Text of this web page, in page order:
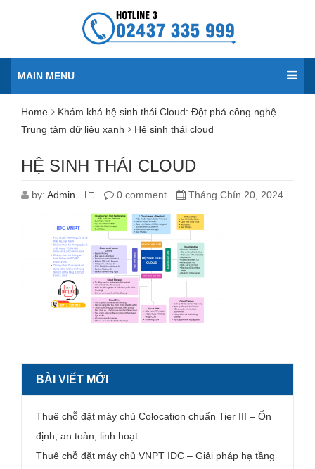
MAIN MENU
Home
Khám khá hệ sinh thái Cloud: Đột phá công nghệ
Trung tâm dữ liệu xanh
Hệ sinh thái cloud
HỆ SINH THÁI CLOUD
by: Admin 0 comment Tháng Chín 20, 2024
BÀI VIẾT MỚI
Thuê chỗ đặt máy chủ Colocation chuẩn Tier III – Ổn
định, an toàn, linh hoạt
Thuê chỗ đặt máy chủ VNPT IDC – Giải pháp hạ tầng